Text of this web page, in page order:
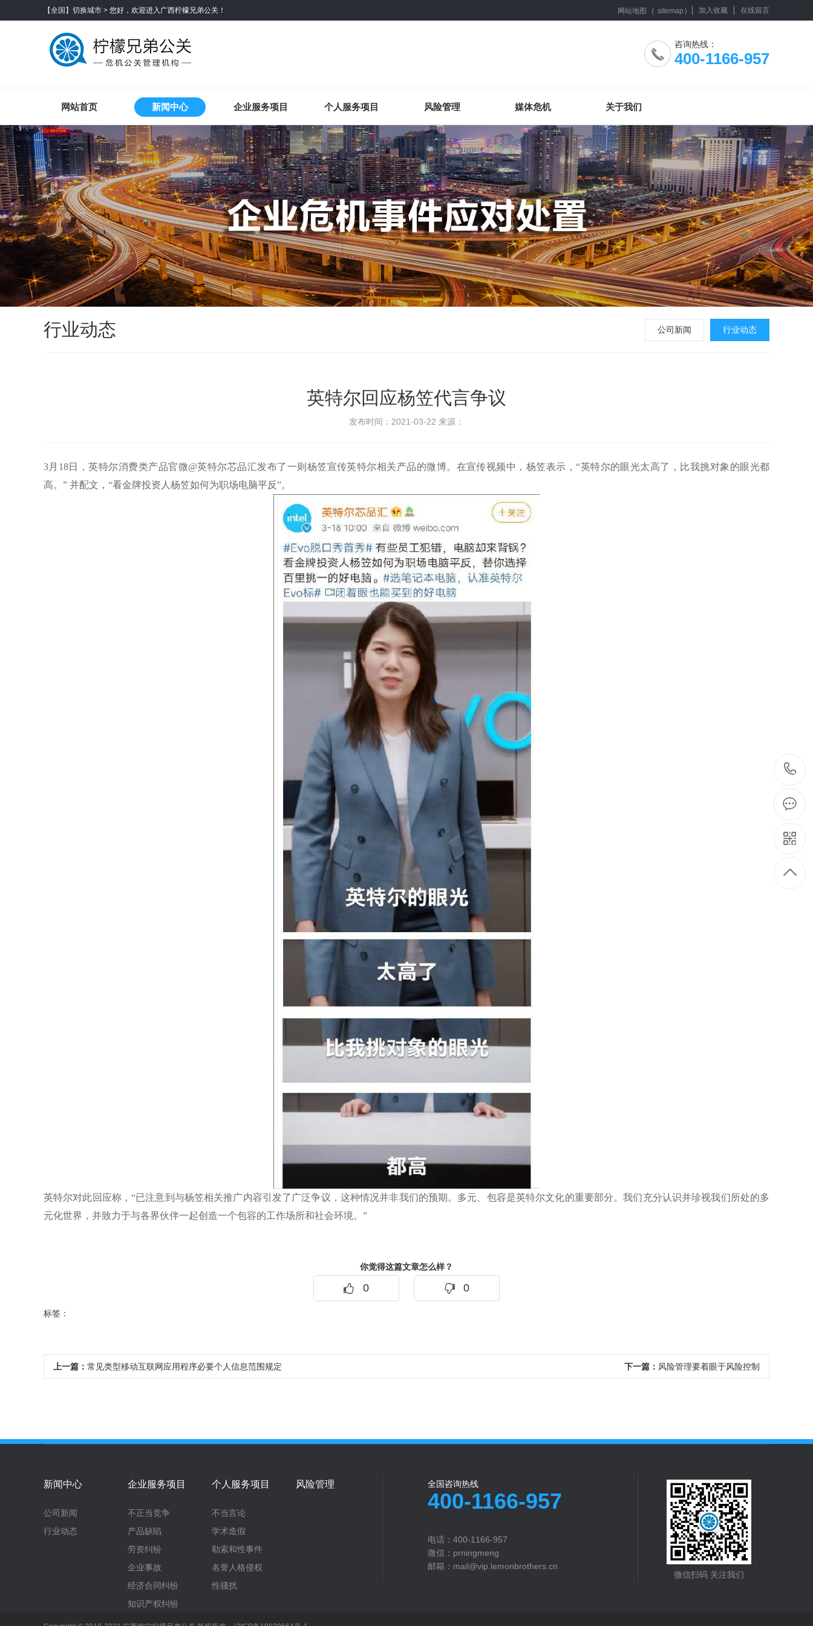
【全国】切换城市 > 您好，欢迎进入广西柠檬兄弟公关！ 网站地图 （ sitemap ） 加入收藏 在线留言
咨询热线：
400-1166-957
网站首页 新闻中心 企业服务项目 个人服务项目 风险管理 媒体危机 关于我们
行业动态 公司新闻 行业动态
英特尔回应杨笠代言争议
发布时间：2021-03-22 来源：
3月18日，英特尔消费类产品官微@英特尔芯品汇发布了一则杨笠宣传英特尔相关产品的微博。在宣传视频中，杨笠表示，“英特尔的眼光太高了，比我挑对象的眼光都
高。” 并配文，“看金牌投资人杨笠如何为职场电脑平反”。
英特尔对此回应称，“已注意到与杨笠相关推广内容引发了广泛争议，这种情况并非我们的预期。多元、包容是英特尔文化的重要部分。我们充分认识并珍视我们所处的多
元化世界，并致力于与各界伙伴一起创造一个包容的工作场所和社会环境。”
你觉得这篇文章怎么样？
0 0
标签：
上一篇： 常见类型移动互联网应用程序必要个人信息范围规定 下一篇： 风险管理要着眼于风险控制
新闻中心
公司新闻
行业动态
企业服务项目
不正当竞争
产品缺陷
劳资纠纷
企业事故
经济合同纠纷
知识产权纠纷
个人服务项目
不当言论
学术造假
勒索和性事件
名誉人格侵权
性骚扰
风险管理 全国咨询热线
400-1166-957
电话：400-1166-957
微信：prningmeng
邮箱：mail@vip.lemonbrothers.cn
微信扫码 关注我们